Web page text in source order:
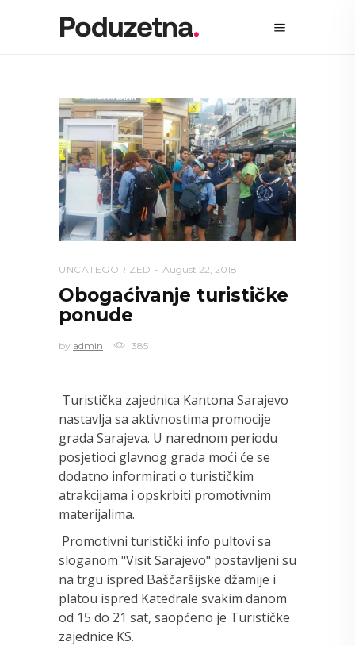
UNCATEGORIZED August 22, 2018
Obogaćivanje turističke
ponude
by admin 385
Turistička zajednica Kantona Sarajevo
nastavlja sa aktivnostima promocije
grada Sarajeva. U narednom periodu
posjetioci glavnog grada moći će se
dodatno informirati o turističkim
atrakcijama i opskrbiti promotivnim
materijalima.
Promotivni turistički info pultovi sa
sloganom "Visit Sarajevo" postavljeni su
na trgu ispred Baščaršijske džamije i
platou ispred Katedrale svakim danom
od 15 do 21 sat, saopćeno je Turističke
zajednice KS.